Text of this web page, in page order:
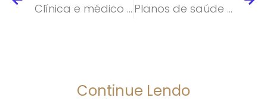
Clínica e médico terão de indenizar paciente por não entregar resultado prometido Planos de saúde defendem liberação de preço para contrato individual e familiar
Continue Lendo